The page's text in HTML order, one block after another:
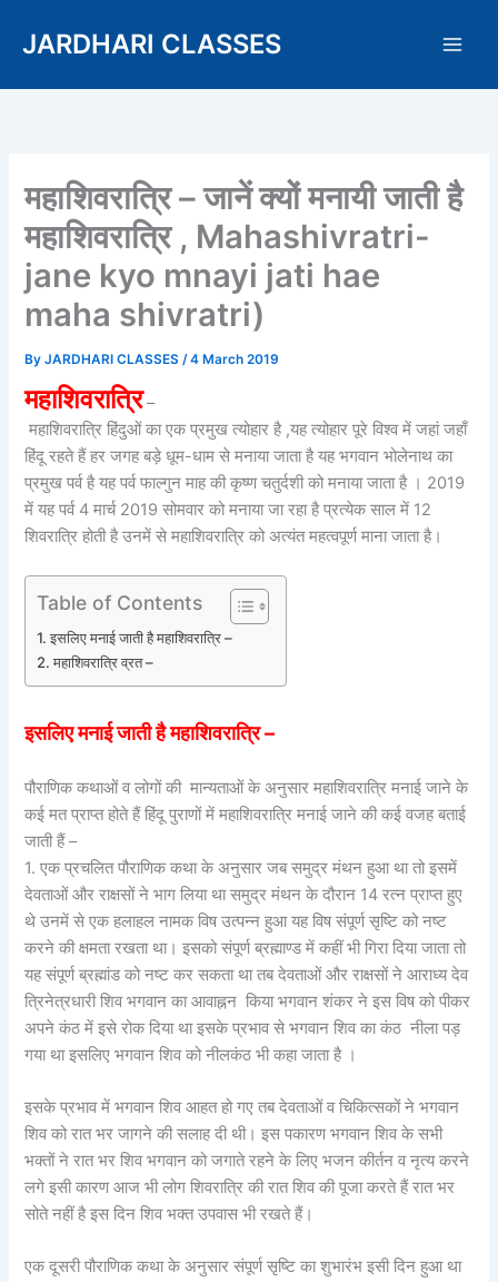
JARDHARI CLASSES
महाशिवरात्रि – जानें क्यों मनायी जाती है
महाशिवरात्रि , Mahashivratri-
jane kyo mnayi jati hae
maha shivratri)
ByJARDHARI CLASSES/4 March 2019
महाशिवरात्रि–
महाशिवरात्रि हिंदुओं का एक प्रमुख त्योहार है ,यह त्योहार पूरे विश्व में जहां जहाँ
हिंदू रहते हैं हर जगह बड़े धूम-धाम से मनाया जाता है यह भगवान भोलेनाथ का
प्रमुख पर्व है यह पर्व फाल्गुन माह की कृष्ण चतुर्दशी को मनाया जाता है । 2019
में यह पर्व 4 मार्च 2019 सोमवार को मनाया जा रहा है प्रत्येक साल में 12
शिवरात्रि होती है उनमें से महाशिवरात्रि को अत्यंत महत्वपूर्ण माना जाता है।
Table of Contents
इसलिए मनाई जाती है महाशिवरात्रि –
महाशिवरात्रि व्रत –
इसलिए मनाई जाती है महाशिवरात्रि –
पौराणिक कथाओं व लोगों की मान्यताओं के अनुसार महाशिवरात्रि मनाई जाने के
कई मत प्राप्त होते हैं हिंदू पुराणों में महाशिवरात्रि मनाई जाने की कई वजह बताई
जाती हैं –
1. एक प्रचलित पौराणिक कथा के अनुसार जब समुद्र मंथन हुआ था तो इसमें
देवताओं और राक्षसों ने भाग लिया था समुद्र मंथन के दौरान 14 रत्न प्राप्त हुए
थे उनमें से एक हलाहल नामक विष उत्पन्न हुआ यह विष संपूर्ण सृष्टि को नष्ट
करने की क्षमता रखता था। इसको संपूर्ण ब्रह्माण्ड में कहीं भी गिरा दिया जाता तो
यह संपूर्ण ब्रह्मांड को नष्ट कर सकता था तब देवताओं और राक्षसों ने आराध्य देव
त्रिनेत्रधारी शिव भगवान का आवाह्नन किया भगवान शंकर ने इस विष को पीकर
अपने कंठ में इसे रोक दिया था इसके प्रभाव से भगवान शिव का कंठ नीला पड़
गया था इसलिए भगवान शिव को नीलकंठ भी कहा जाता है ।
इसके प्रभाव में भगवान शिव आहत हो गए तब देवताओं व चिकित्सकों ने भगवान
शिव को रात भर जागने की सलाह दी थी। इस पकारण भगवान शिव के सभी
भक्तों ने रात भर शिव भगवान को जगाते रहने के लिए भजन कीर्तन व नृत्य करने
लगे इसी कारण आज भी लोग शिवरात्रि की रात शिव की पूजा करते हैं रात भर
सोते नहीं है इस दिन शिव भक्त उपवास भी रखते हैं।
एक दूसरी पौराणिक कथा के अनुसार संपूर्ण सृष्टि का शुभारंभ इसी दिन हुआ था